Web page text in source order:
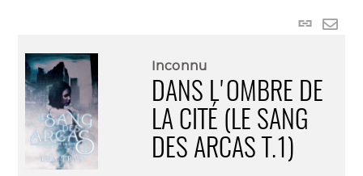
Lien
Inconnu
DANS L'OMBRE DE
LA CITÉ (LE SANG
DES ARCAS T.1)